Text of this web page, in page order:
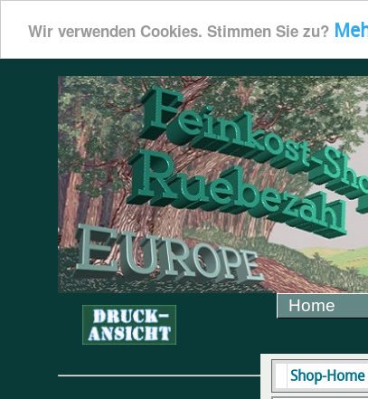
Wir verwenden Cookies. Stimmen Sie zu?
Home
Shop-Home